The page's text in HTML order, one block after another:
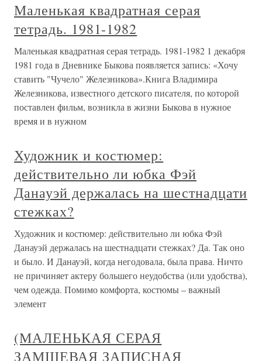
Маленькая квадратная серая
тетрадь. 1981-1982
Маленькая квадратная серая тетрадь. 1981-1982 1 декабря
1981 года в Дневнике Быкова появляется запись: «Хочу
ставить "Чучело" Железникова».Книга Владимира
Железникова, известного детского писателя, по которой
поставлен фильм, возникла в жизни Быкова в нужное
время и в нужном
Художник и костюмер:
действительно ли юбка Фэй
Данауэй держалась на шестнадцати
стежках?
Художник и костюмер: действительно ли юбка Фэй
Данауэй держалась на шестнадцати стежках? Да. Так оно
и было. И Данауэй, когда негодовала, была права. Ничто
не причиняет актеру большего неудобства (или удобства),
чем одежда. Помимо комфорта, костюмы – важный
элемент
(МАЛЕНЬКАЯ СЕРАЯ
ЗАМШЕВАЯ ЗАПИСНАЯ